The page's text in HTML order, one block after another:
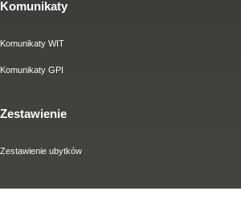
Komunikaty
Komunikaty WIT
Komunikaty GPI
Zestawienie
Zestawienie ubytków